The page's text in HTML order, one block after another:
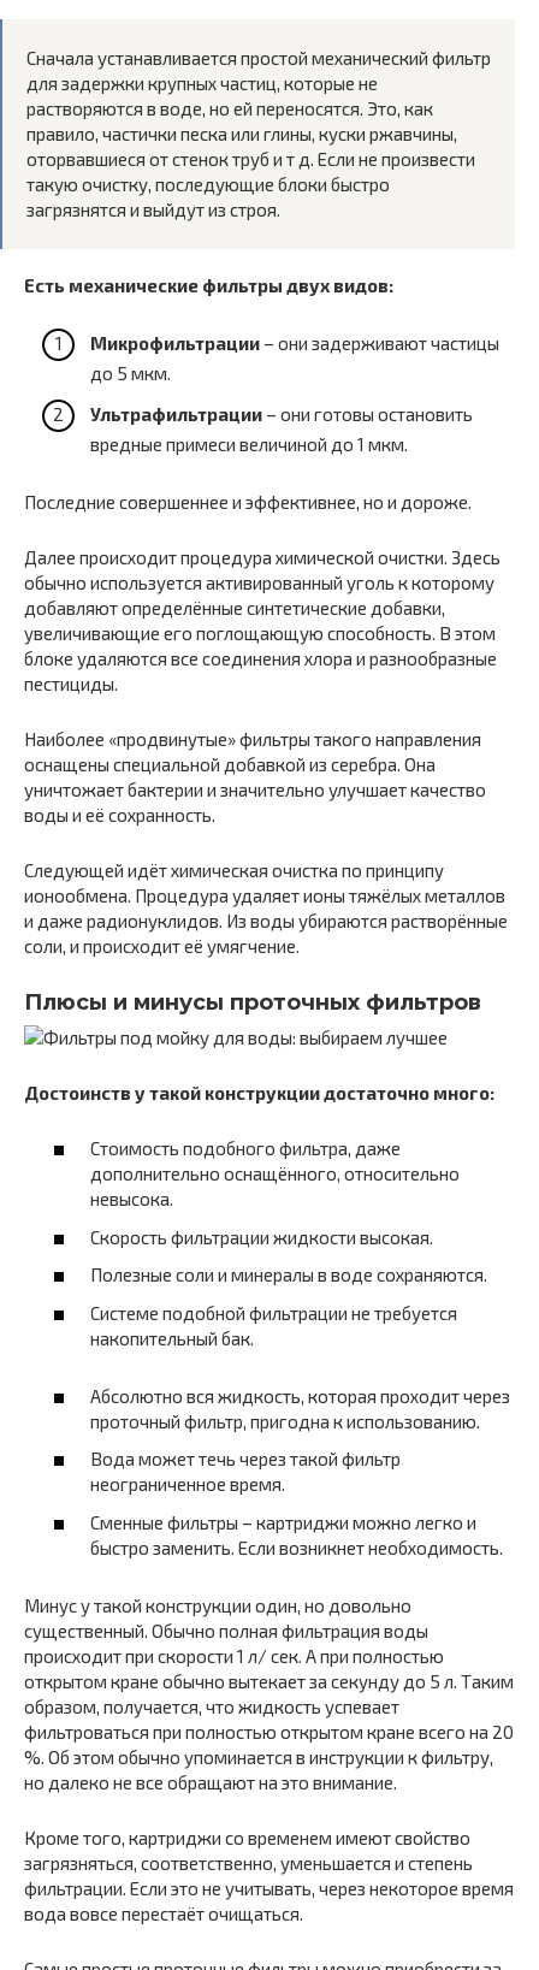
Сначала устанавливается простой механический фильтр
для задержки крупных частиц, которые не
растворяются в воде, но ей переносятся. Это, как
правило, частички песка или глины, куски ржавчины,
оторвавшиеся от стенок труб и т д. Если не произвести
такую очистку, последующие блоки быстро
загрязнятся и выйдут из строя.
Есть механические фильтры двух видов:
Микрофильтрации – они задерживают частицы
до 5 мкм.
Ультрафильтрации – они готовы остановить
вредные примеси величиной до 1 мкм.
Последние совершеннее и эффективнее, но и дороже.
Далее происходит процедура химической очистки. Здесь
обычно используется активированный уголь к которому
добавляют определённые синтетические добавки,
увеличивающие его поглощающую способность. В этом
блоке удаляются все соединения хлора и разнообразные
пестициды.
Наиболее «продвинутые» фильтры такого направления
оснащены специальной добавкой из серебра. Она
уничтожает бактерии и значительно улучшает качество
воды и её сохранность.
Следующей идёт химическая очистка по принципу
ионообмена. Процедура удаляет ионы тяжёлых металлов
и даже радионуклидов. Из воды убираются растворённые
соли, и происходит её умягчение.
Плюсы и минусы проточных фильтров
Достоинств у такой конструкции достаточно много:
Стоимость подобного фильтра, даже
дополнительно оснащённого, относительно
невысока.
Скорость фильтрации жидкости высокая.
Полезные соли и минералы в воде сохраняются.
Системе подобной фильтрации не требуется
накопительный бак.
Абсолютно вся жидкость, которая проходит через
проточный фильтр, пригодна к использованию.
Вода может течь через такой фильтр
неограниченное время.
Сменные фильтры – картриджи можно легко и
быстро заменить. Если возникнет необходимость.
Минус у такой конструкции один, но довольно
существенный. Обычно полная фильтрация воды
происходит при скорости 1 л/ сек. А при полностью
открытом кране обычно вытекает за секунду до 5 л. Таким
образом, получается, что жидкость успевает
фильтроваться при полностью открытом кране всего на 20
%. Об этом обычно упоминается в инструкции к фильтру,
но далеко не все обращают на это внимание.
Кроме того, картриджи со временем имеют свойство
загрязняться, соответственно, уменьшается и степень
фильтрации. Если это не учитывать, через некоторое время
вода вовсе перестаёт очищаться.